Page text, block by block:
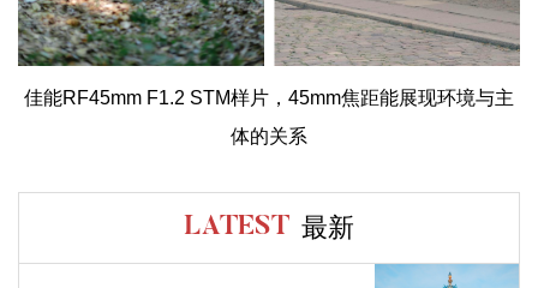
佳能RF45mm F1.2 STM样片，45mm焦距能展现环境与主
体的关系
LATEST 最新